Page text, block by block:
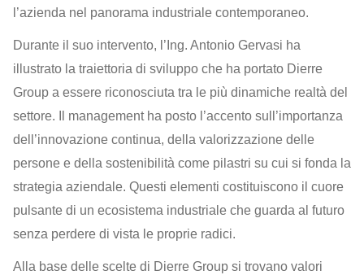
l’azienda nel panorama industriale contemporaneo.
Durante il suo intervento, l’Ing. Antonio Gervasi ha
illustrato la traiettoria di sviluppo che ha portato Dierre
Group a essere riconosciuta tra le più dinamiche realtà del
settore. Il management ha posto l’accento sull’importanza
dell’innovazione continua, della valorizzazione delle
persone e della sostenibilità come pilastri su cui si fonda la
strategia aziendale. Questi elementi costituiscono il cuore
pulsante di un ecosistema industriale che guarda al futuro
senza perdere di vista le proprie radici.
Alla base delle scelte di Dierre Group si trovano valori